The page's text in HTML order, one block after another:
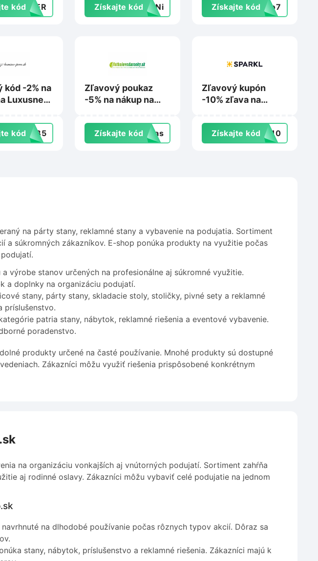
kódMBER Získajte kód K1Ni Získajte kód llo7
kód -2% na
Luxusne-
kódTYB5
Zľavový poukaz
-5% na nákup na
Získajte kód -vas
Zľavový kupón
-10% zľava na
Získajte kódRT10
na párty stany, reklamné stany a vybavenie na podujatia. Sortiment
a súkromných zákazníkov. E-shop ponúka produkty na využitie počas
a výrobe stanov určených na profesionálne aj súkromné využitie.
a doplnky na organizáciu podujatí.
stany, párty stany, skladacie stoly, stoličky, pivné sety a reklamné
príslušenstvo.
patria stany, nábytok, reklamné riešenia a eventové vybavenie.
poradenstvo.
produkty určené na časté používanie. Mnohé produkty sú dostupné
Zákazníci môžu využiť riešenia prispôsobené konkrétnym
na organizáciu vonkajších aj vnútorných podujatí. Sortiment zahŕňa
aj rodinné oslavy. Zákazníci môžu vybaviť celé podujatie na jednom
na dlhodobé používanie počas rôznych typov akcií. Dôraz sa
stany, nábytok, príslušenstvo a reklamné riešenia. Zákazníci majú k